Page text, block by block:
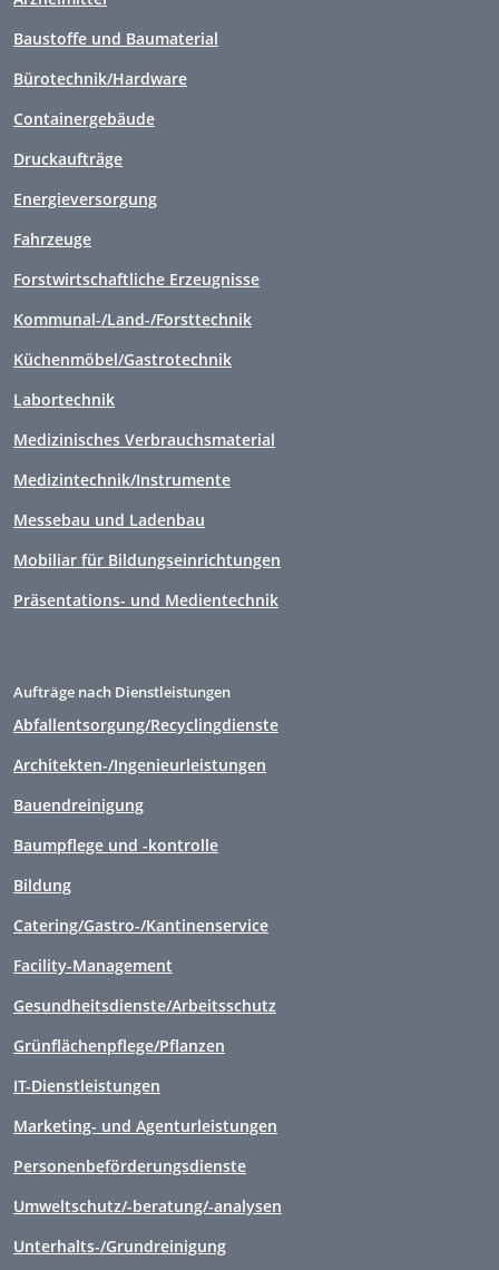
Baustoffe und Baumaterial
Bürotechnik/Hardware
Containergebäude
Druckaufträge
Energieversorgung
Fahrzeuge
Forstwirtschaftliche Erzeugnisse
Kommunal-/Land-/Forsttechnik
Küchenmöbel/Gastrotechnik
Labortechnik
Medizinisches Verbrauchsmaterial
Medizintechnik/Instrumente
Messebau und Ladenbau
Mobiliar für Bildungseinrichtungen
Präsentations- und Medientechnik
Aufträge nach Dienstleistungen
Abfallentsorgung/Recyclingdienste
Architekten-/Ingenieurleistungen
Bauendreinigung
Baumpflege und -kontrolle
Bildung
Catering/Gastro-/Kantinenservice
Facility-Management
Gesundheitsdienste/Arbeitsschutz
Grünflächenpflege/Pflanzen
IT-Dienstleistungen
Marketing- und Agenturleistungen
Personenbeförderungsdienste
Umweltschutz/-beratung/-analysen
Unterhalts-/Grundreinigung